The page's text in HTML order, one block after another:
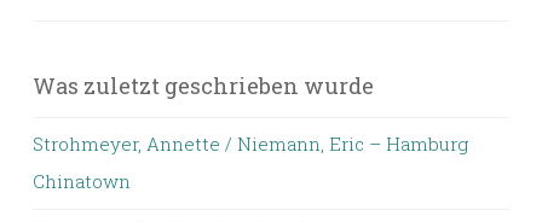
Was zuletzt geschrieben wurde
Strohmeyer, Annette / Niemann, Eric – Hamburg
Chinatown